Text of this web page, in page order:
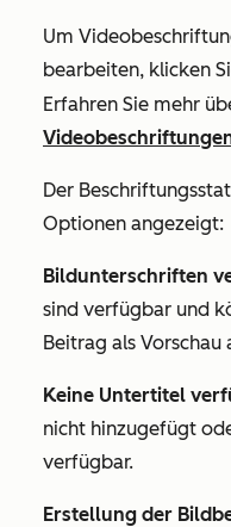
Um
bearbeiten, klicken
Erfahren Sie mehr
Der
Optionen angezeigt:
Bildunterschriften
sind verfügbar und
Beitrag als
Keine Untertitel
nicht hinzugefügt
verfügbar.
Erstellung der